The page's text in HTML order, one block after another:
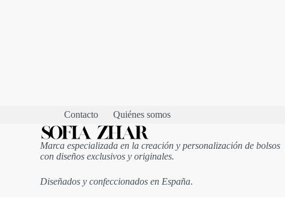
Contacto Quiénes somos
Marca especializada en la creación y personalización de bolsos
con diseños exclusivos y originales.
Diseñados y confeccionados en España.